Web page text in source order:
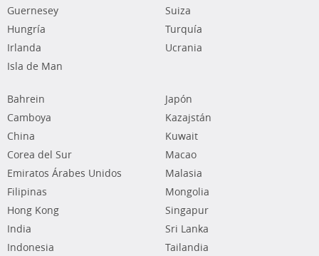
Guernesey
Hungría
Irlanda
Isla de Man
Suiza
Turquía
Ucrania
Bahrein
Camboya
China
Corea del Sur
Emiratos Árabes Unidos
Filipinas
Hong Kong
India
Indonesia
Japón
Kazajstán
Kuwait
Macao
Malasia
Mongolia
Singapur
Sri Lanka
Tailandia